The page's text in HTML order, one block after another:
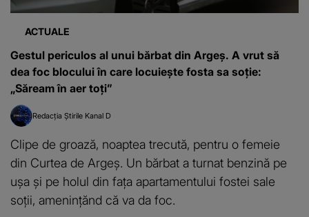
ACTUALE
Gestul periculos al unui bărbat din Argeș. A vrut să
dea foc blocului în care locuiește fosta sa soție:
„Săream în aer toți”
Redacția Știrile Kanal D
Clipe de groază, noaptea trecută, pentru o femeie
din Curtea de Argeș. Un bărbat a turnat benzină pe
ușa și pe holul din fața apartamentului fostei sale
soții, amenințănd că va da foc.